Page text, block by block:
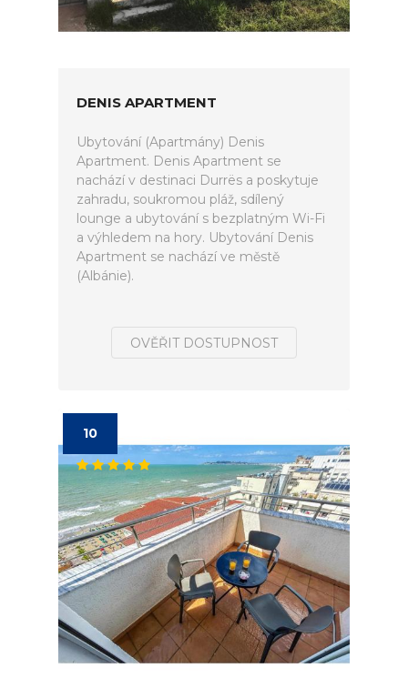
DENIS APARTMENT
Ubytování (Apartmány) Denis
Apartment. Denis Apartment se
nachází v destinaci Durrës a poskytuje
zahradu, soukromou pláž, sdílený
lounge a ubytování s bezplatným Wi-Fi
a výhledem na hory. Ubytování Denis
Apartment se nachází ve městě
(Albánie).
OVĚŘIT DOSTUPNOST
10